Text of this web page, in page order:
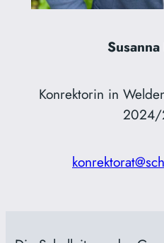
Konrektorin in